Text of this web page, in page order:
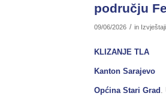
području
09/06/2026 / in Izvještaji
KLIZANJE TLA
Kanton Sarajevo
Općina Stari Grad